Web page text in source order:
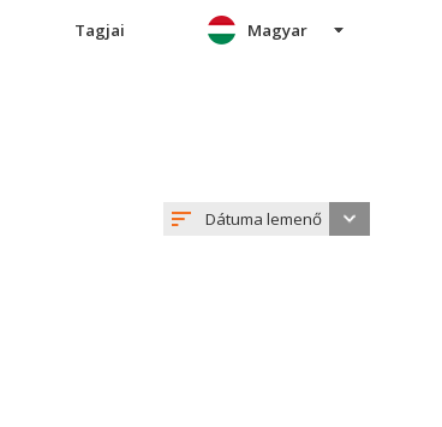
Tagjai Magyar
Dátuma lemenő